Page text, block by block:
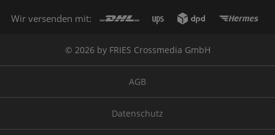
Wir versenden mit:
© 2026 by FRIES Crossmedia GmbH
AGB
Datenschutz